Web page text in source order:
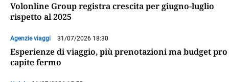
Volonline Group registra crescita per giugno-luglio
rispetto al 2025
Agenzie viaggi 31/07/2026 18:30
Esperienze di viaggio, più prenotazioni ma budget pro
capite fermo